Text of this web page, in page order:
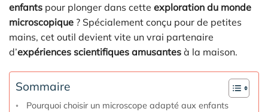
enfants pour plonger dans cette exploration du monde
microscopique ? Spécialement conçu pour de petites
mains, cet outil devient vite un vrai partenaire
d’expériences scientifiques amusantes à la maison.
Sommaire
Pourquoi choisir un microscope adapté aux enfants